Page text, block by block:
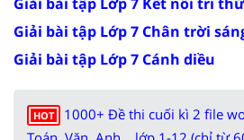
Giải bài tập Lớp 7 Chân trời
Giải bài tập Lớp 7 Cánh diều
HOT
1000+ Đề thi cuối kì 2 file